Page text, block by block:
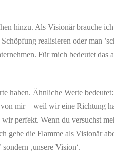
hinzu. Als Visionär brauche
realisieren oder man
Für mich bedeutet das
haben. Ähnliche Werte
mir – weil wir eine Richtung
perfekt. Wenn du versuchst
die Flamme als Visionär
‚unsere Vision‘.